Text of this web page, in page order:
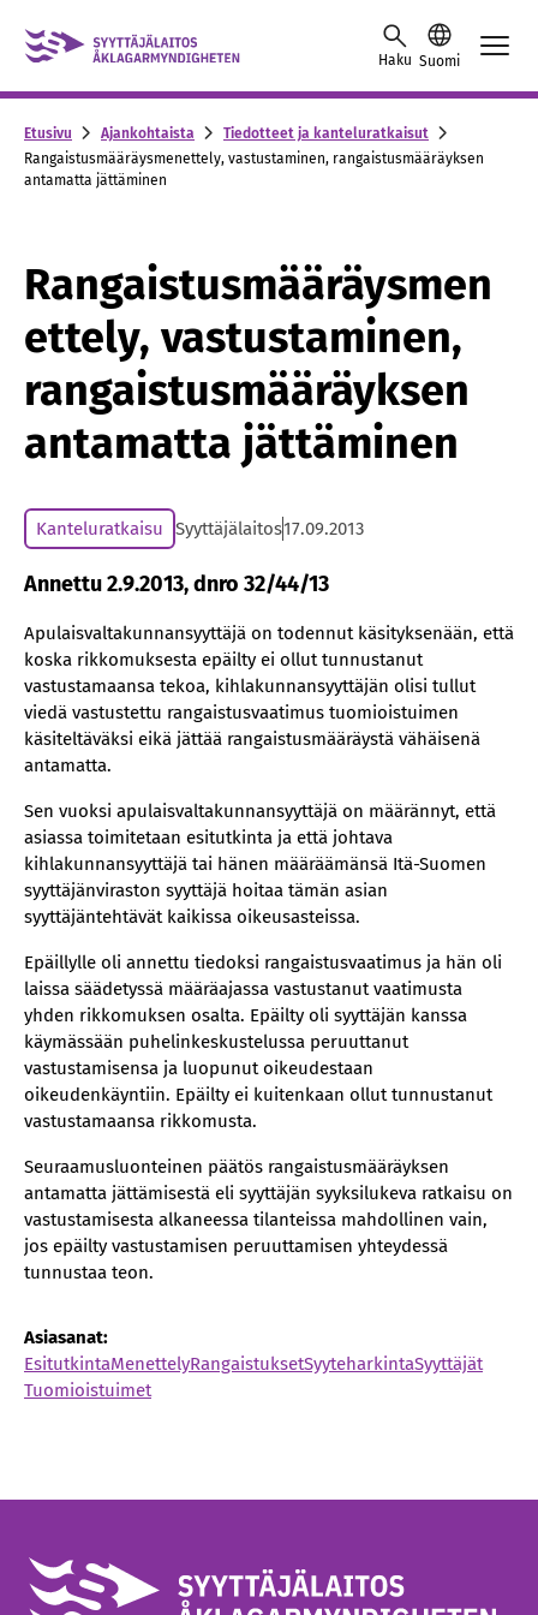
Skip to content -saavutettavuusohje
Haku Suomi
Etusivu Ajankohtaista
Tiedotteet ja kanteluratkaisut
Rangaistusmääräysmenettely, vastustaminen, rangaistusmääräyksen
antamatta jättäminen
Rangaistusmääräysmen
ettely, vastustaminen,
rangaistusmääräyksen
antamatta jättäminen
Kanteluratkaisu Syyttäjälaitos17.09.2013
Annettu 2.9.2013, dnro 32/44/13
Apulaisvaltakunnansyyttäjä on todennut käsityksenään, että
koska rikkomuksesta epäilty ei ollut tunnustanut
vastustamaansa tekoa, kihlakunnansyyttäjän olisi tullut
viedä vastustettu rangaistusvaatimus tuomioistuimen
käsiteltäväksi eikä jättää rangaistusmääräystä vähäisenä
antamatta.
Sen vuoksi apulaisvaltakunnansyyttäjä on määrännyt, että
asiassa toimitetaan esitutkinta ja että johtava
kihlakunnansyyttäjä tai hänen määräämänsä Itä-Suomen
syyttäjänviraston syyttäjä hoitaa tämän asian
syyttäjäntehtävät kaikissa oikeusasteissa.
Epäillylle oli annettu tiedoksi rangaistusvaatimus ja hän oli
laissa säädetyssä määräajassa vastustanut vaatimusta
yhden rikkomuksen osalta. Epäilty oli syyttäjän kanssa
käymässään puhelinkeskustelussa peruuttanut
vastustamisensa ja luopunut oikeudestaan
oikeudenkäyntiin. Epäilty ei kuitenkaan ollut tunnustanut
vastustamaansa rikkomusta.
Seuraamusluonteinen päätös rangaistusmääräyksen
antamatta jättämisestä eli syyttäjän syyksilukeva ratkaisu on
vastustamisesta alkaneessa tilanteissa mahdollinen vain,
jos epäilty vastustamisen peruuttamisen yhteydessä
tunnustaa teon.
Asiasanat:
EsitutkintaMenettelyRangaistuksetSyyteharkintaSyyttäjät
Tuomioistuimet